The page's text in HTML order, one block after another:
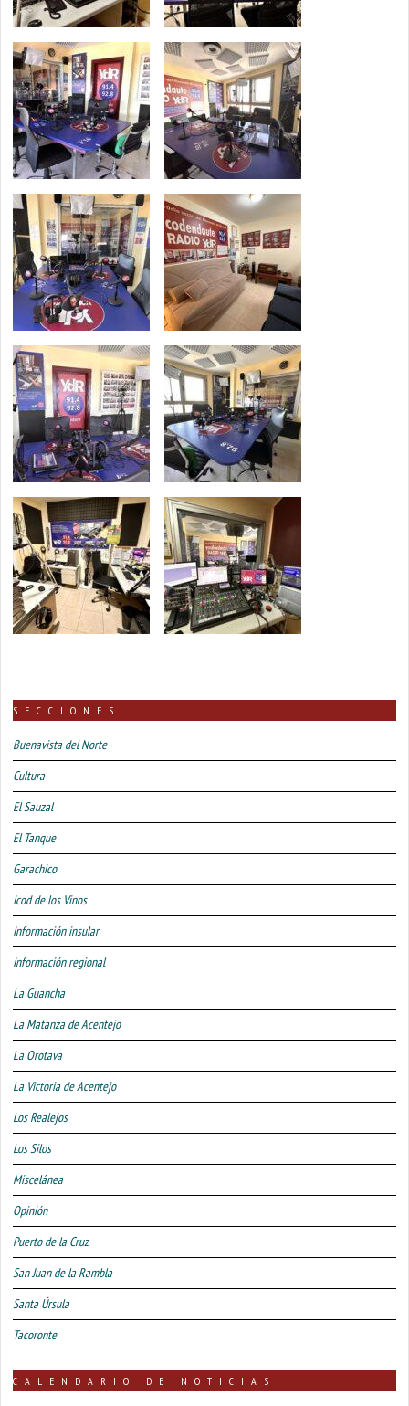
SECCIONES
Buenavista del Norte
Cultura
El Sauzal
El Tanque
Garachico
Icod de los Vinos
Información insular
Información regional
La Guancha
La Matanza de Acentejo
La Orotava
La Victoria de Acentejo
Los Realejos
Los Silos
Miscelánea
Opinión
Puerto de la Cruz
San Juan de la Rambla
Santa Úrsula
Tacoronte
CALENDARIO DE NOTICIAS